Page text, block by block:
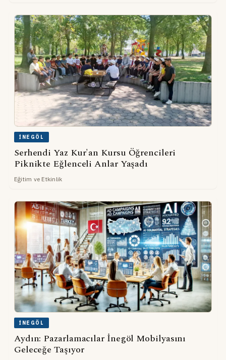
İNEGÖL
Serhendi Yaz Kur'an Kursu Öğrencileri
Piknikte Eğlenceli Anlar Yaşadı
Eğitim ve Etkinlik
İNEGÖL
Aydın: Pazarlamacılar İnegöl Mobilyasını
Geleceğe Taşıyor